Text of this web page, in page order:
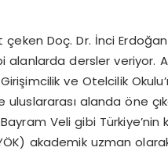
Doç. Dr. İnci
dersler veriyor.
ve Otelcilik
alanda öne
Veli gibi Türkiye’nin
akademik uzman